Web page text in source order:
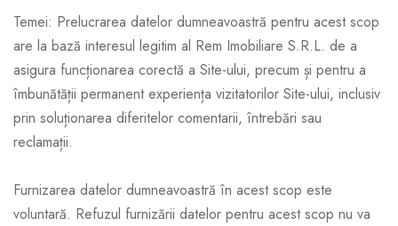
Temei: Prelucrarea datelor dumneavoastră pentru acest scop
are la bază interesul legitim al Rem Imobiliare S.R.L. de a
asigura funcționarea corectă a Site-ului, precum și pentru a
îmbunătății permanent experiența vizitatorilor Site-ului, inclusiv
prin soluționarea diferitelor comentarii, întrebări sau
reclamații.
Furnizarea datelor dumneavoastră în acest scop este
voluntară. Refuzul furnizării datelor pentru acest scop nu va